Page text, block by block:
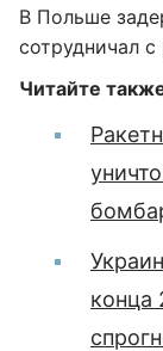
В Польше
сотрудничал
Читайте
конца